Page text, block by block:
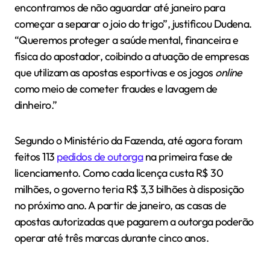
encontramos de não aguardar até janeiro para
começar a separar o joio do trigo”, justificou Dudena.
“Queremos proteger a saúde mental, financeira e
física do apostador, coibindo a atuação de empresas
que utilizam as apostas esportivas e os jogos online
como meio de cometer fraudes e lavagem de
dinheiro.”
Segundo o Ministério da Fazenda, até agora foram
feitos 113 pedidos de outorgana primeira fase de
licenciamento. Como cada licença custa R$ 30
milhões, o governo teria R$ 3,3 bilhões à disposição
no próximo ano. A partir de janeiro, as casas de
apostas autorizadas que pagarem a outorga poderão
operar até três marcas durante cinco anos.